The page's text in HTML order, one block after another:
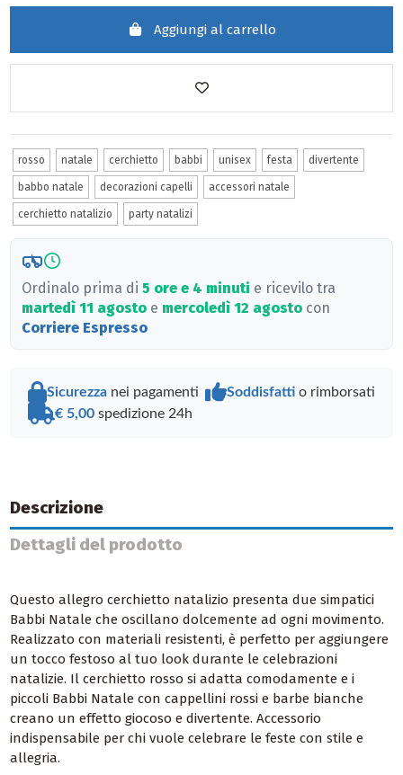
Aggiungi al carrello
rosso natale cerchietto babbi unisex festa divertente
babbo natale decorazioni capelli accessori natale
cerchietto natalizio party natalizi
Ordinalo prima di5 ore e 4 minuti e ricevilo tra
martedì 11 agosto e mercoledì 12 agosto con
Corriere Espresso
Sicurezza nei pagamenti Soddisfattio rimborsati
€ 5,00 spedizione 24h
Descrizione
Dettagli del prodotto
Questo allegro cerchietto natalizio presenta due simpatici
Babbi Natale che oscillano dolcemente ad ogni movimento.
Realizzato con materiali resistenti, è perfetto per aggiungere
un tocco festoso al tuo look durante le celebrazioni
natalizie. Il cerchietto rosso si adatta comodamente e i
piccoli Babbi Natale con cappellini rossi e barbe bianche
creano un effetto giocoso e divertente. Accessorio
indispensabile per chi vuole celebrare le feste con stile e
allegria.